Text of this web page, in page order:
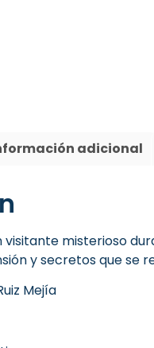
adicional
visitante misterioso
y secretos que se
Mejía